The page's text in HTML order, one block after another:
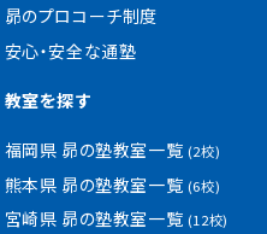
昴のプロコーチ制度
安心・安全な通塾
教室を探す
福岡県 昴の塾教室一覧 (2校)
熊本県 昴の塾教室一覧 (6校)
宮崎県 昴の塾教室一覧 (12校)